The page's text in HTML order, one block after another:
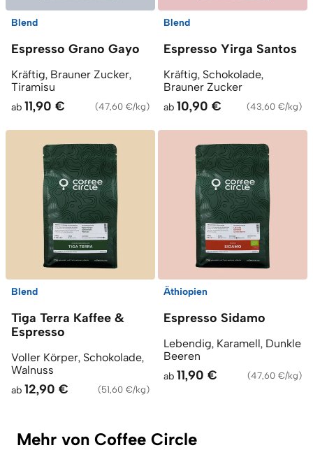
Blend
Espresso Grano Gayo
Kräftig, Brauner Zucker,
Tiramisu
ab 11,90 € (47,60 €/kg)
Blend
Espresso Yirga Santos
Kräftig, Schokolade,
Brauner Zucker
ab 10,90 € (43,60 €/kg)
Blend
Tiga Terra Kaffee &
Espresso
Voller Körper, Schokolade,
Walnuss
ab 12,90 € (51,60 €/kg)
Äthiopien
Espresso Sidamo
Lebendig, Karamell, Dunkle
Beeren
ab 11,90 € (47,60 €/kg)
Mehr von Coffee Circle